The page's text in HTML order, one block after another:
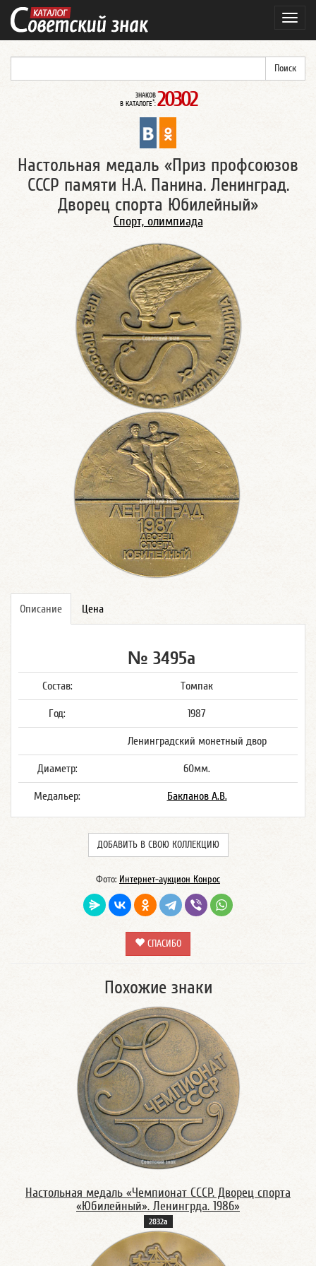
ЗНАКОВ
В КАТАЛОГЕ*: 20302
Настольная медаль «Приз профсоюзов
СССР памяти Н.А. Панина. Ленинград.
Дворец спорта Юбилейный»
Спорт, олимпиада
Описание Цена
№ 3495а
Состав: Томпак
Год: 1987
Ленинградский монетный двор
Диаметр: 60мм.
Медальер: Бакланов А.В.
ДОБАВИТЬ В СВОЮ КОЛЛЕКЦИЮ
Фото: Интернет-аукцион Конрос
СПАСИБО
Похожие знаки
Настольная медаль «Чемпионат СССР. Дворец спорта
«Юбилейный». Ленингрда. 1986»
2832а